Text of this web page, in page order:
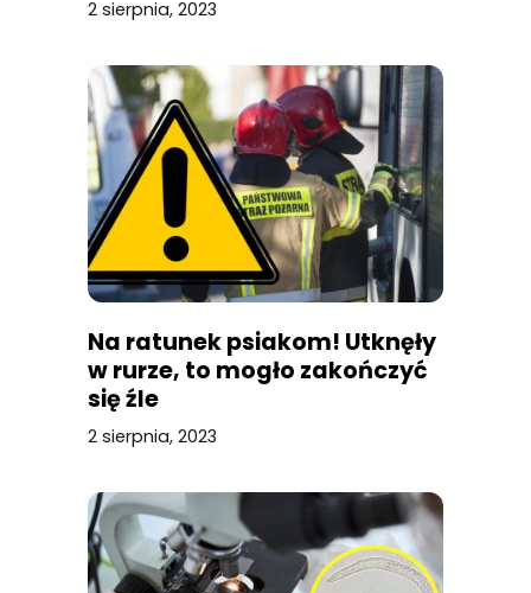
2 sierpnia, 2023
Na ratunek psiakom! Utknęły
w rurze, to mogło zakończyć
się źle
2 sierpnia, 2023